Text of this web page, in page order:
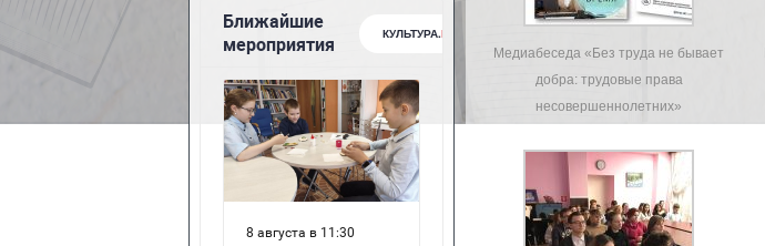
Медиабеседа «Без труда не бывает
добра: трудовые права
несовершеннолетних»